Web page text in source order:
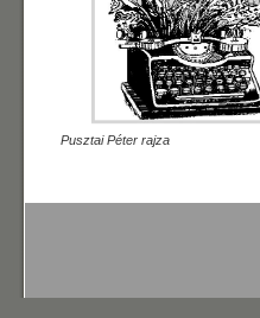
Pusztai Péter rajza